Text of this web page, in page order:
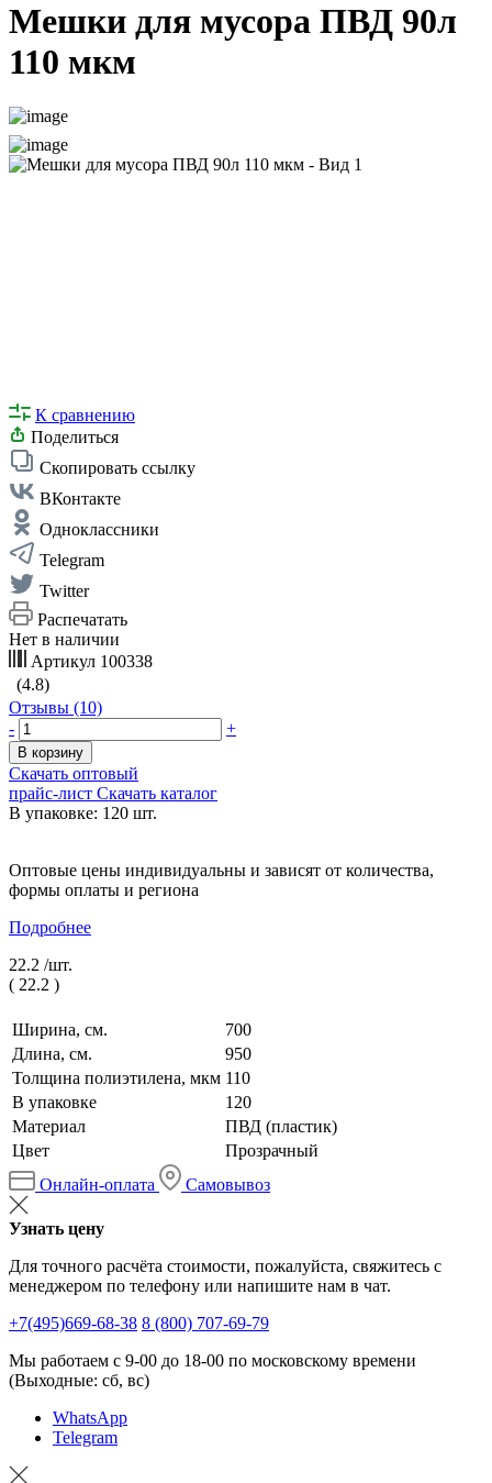
Мешки для мусора ПВД 90л
110 мкм
К сравнению
Поделиться
Скопировать ссылку
ВКонтакте
Одноклассники
Telegram
Twitter
Распечатать
Нет в наличии
Артикул 100338
(4.8)
Отзывы (10)
-
+
В корзину
Скачать оптовый
прайс-лист Скачать каталог
В упаковке: 120 шт.
Оптовые цены индивидуальны и зависят от количества,
формы оплаты и региона
Подробнее
22.2 /шт.
( 22.2 )
Ширина, см.
700
Длина, см.
950
Толщина полиэтилена, мкм 110
В упаковке
120
Материал
ПВД (пластик)
Цвет
Прозрачный
Онлайн-оплата
Самовывоз
Узнать цену
Для точного расчёта стоимости, пожалуйста, свяжитесь с
менеджером по телефону или напишите нам в чат.
+7(495)669-68-38 8 (800) 707-69-79
Мы работаем с 9-00 до 18-00 по московскому времени
(Выходные: сб, вс)
WhatsApp
Telegram